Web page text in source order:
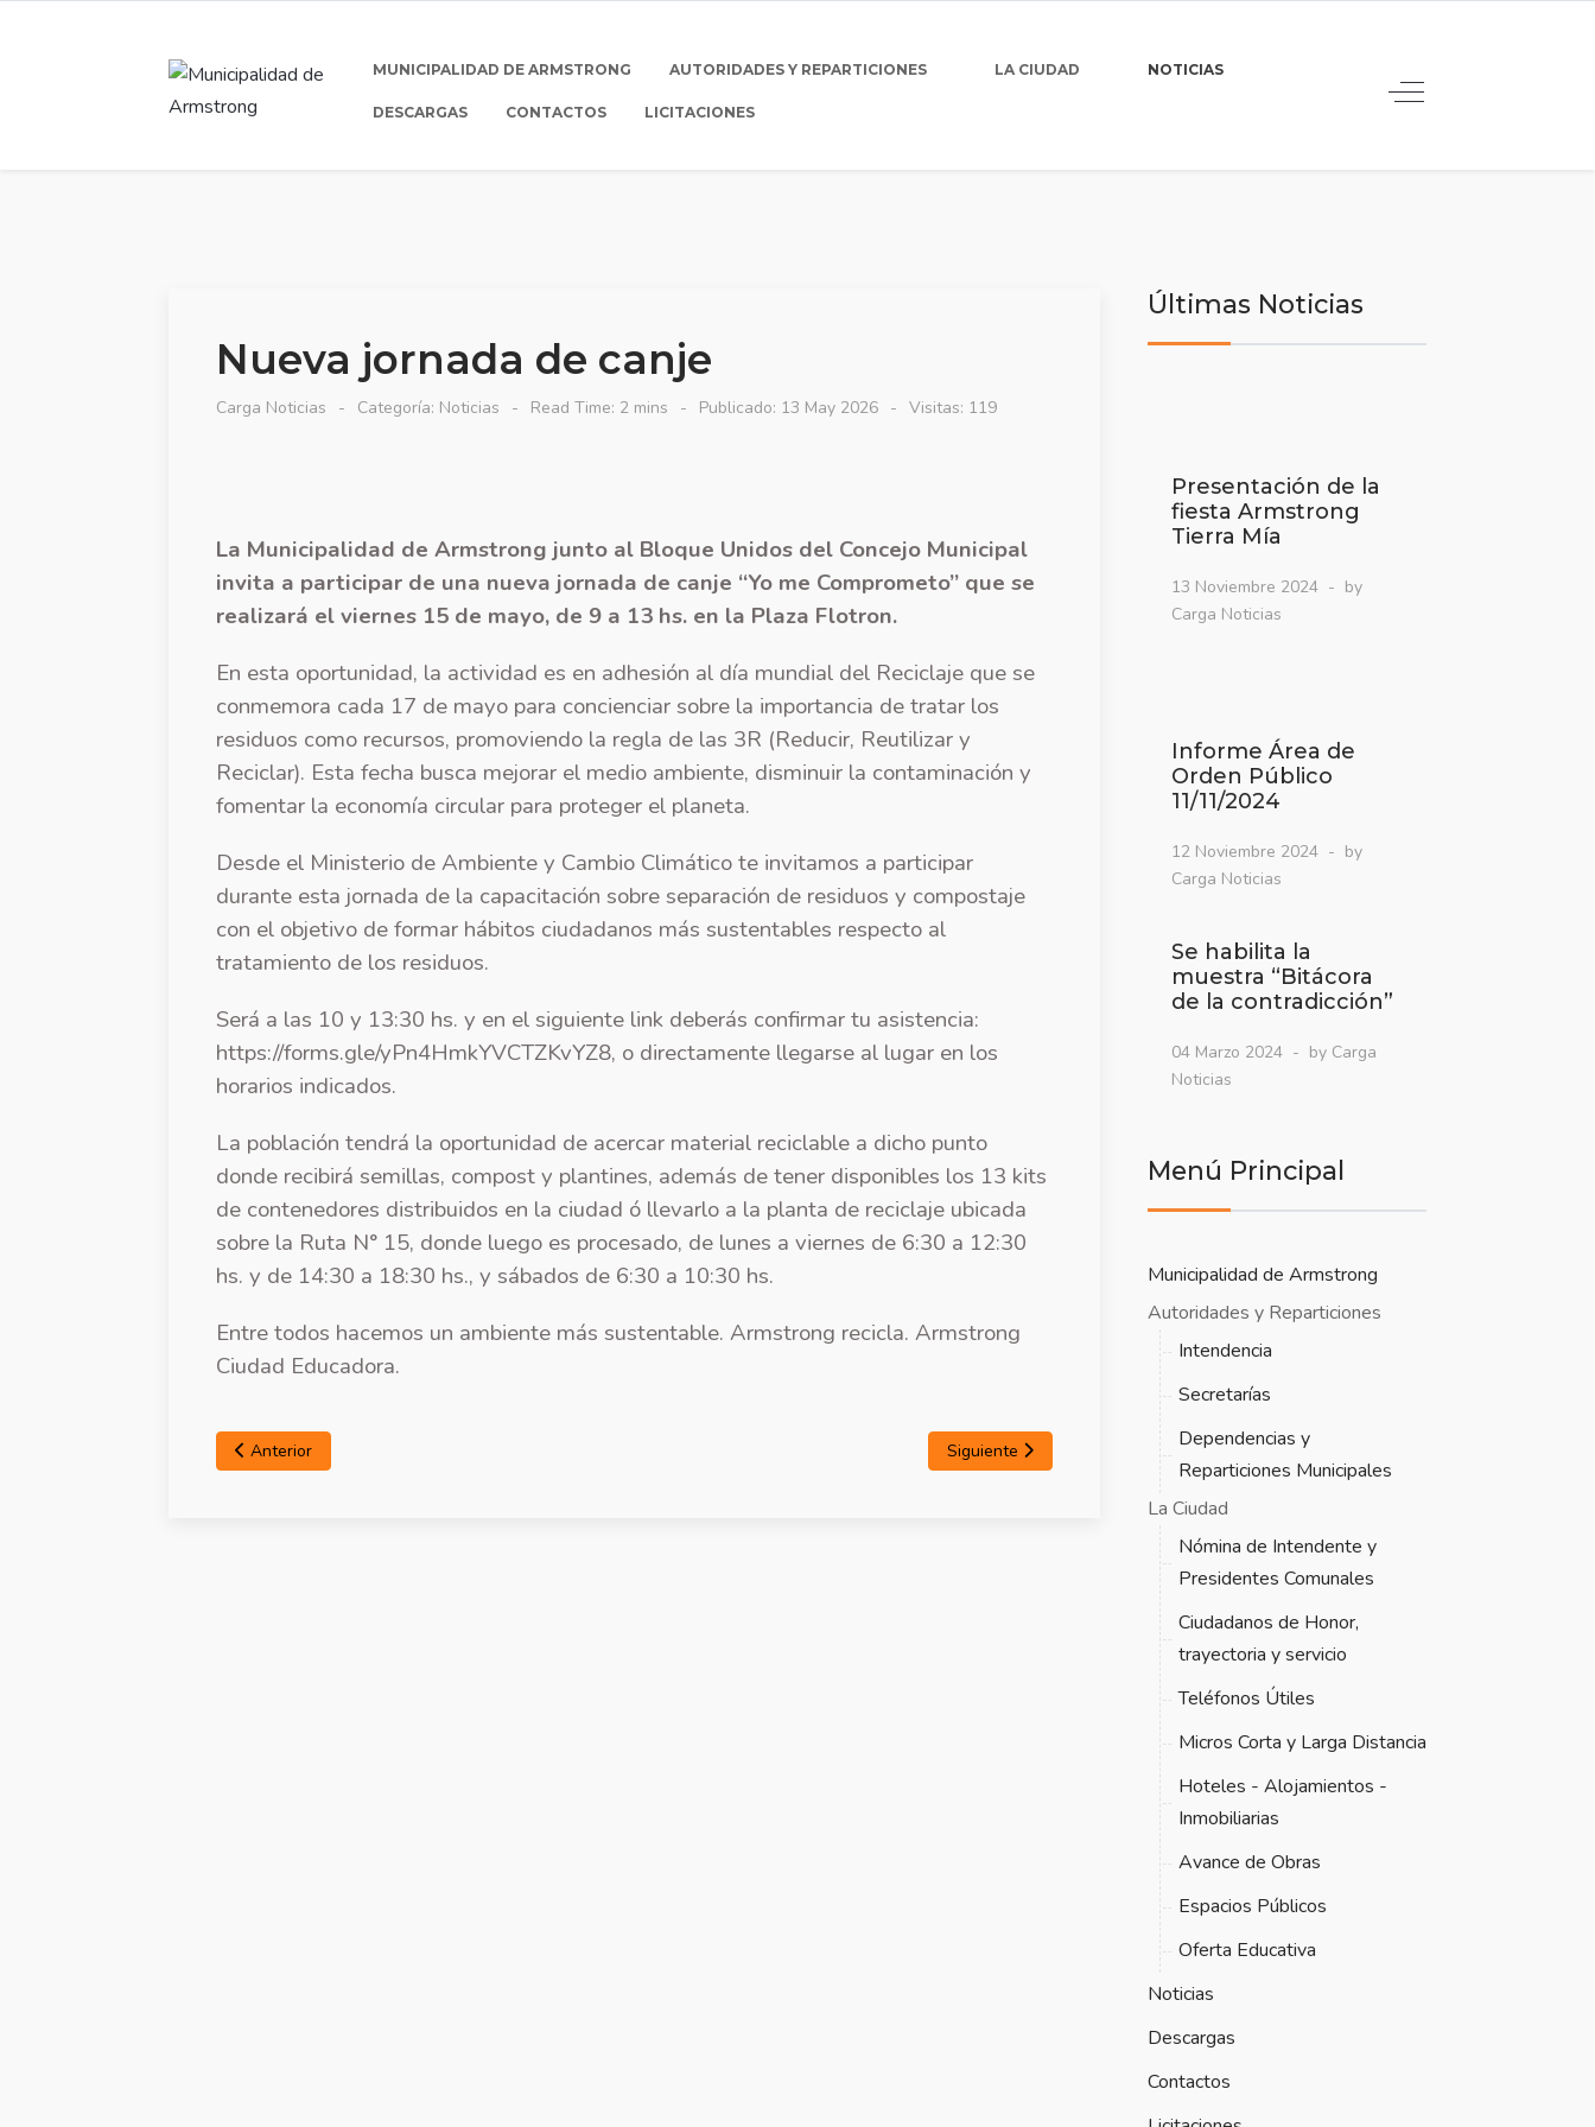
MUNICIPALIDAD DE ARMSTRONG AUTORIDADES Y REPARTICIONES LA CIUDAD NOTICIAS
DESCARGAS CONTACTOS LICITACIONES
Nueva jornada de canje
Carga Noticias Categoría: Noticias Read Time: 2 mins Publicado: 13 May 2026 Visitas: 119
La Municipalidad de Armstrong junto al Bloque Unidos del Concejo Municipal
invita a participar de una nueva jornada de canje “Yo me Comprometo” que se
realizará el viernes 15 de mayo, de 9 a 13 hs. en la Plaza Flotron.
En esta oportunidad, la actividad es en adhesión al día mundial del Reciclaje que se
conmemora cada 17 de mayo para concienciar sobre la importancia de tratar los
residuos como recursos, promoviendo la regla de las 3R (Reducir, Reutilizar y
Reciclar). Esta fecha busca mejorar el medio ambiente, disminuir la contaminación y
fomentar la economía circular para proteger el planeta.
Desde el Ministerio de Ambiente y Cambio Climático te invitamos a participar
durante esta jornada de la capacitación sobre separación de residuos y compostaje
con el objetivo de formar hábitos ciudadanos más sustentables respecto al
tratamiento de los residuos.
Será a las 10 y 13:30 hs. y en el siguiente link deberás confirmar tu asistencia:
https://forms.gle/yPn4HmkYVCTZKvYZ8, o directamente llegarse al lugar en los
horarios indicados.
La población tendrá la oportunidad de acercar material reciclable a dicho punto
donde recibirá semillas, compost y plantines, además de tener disponibles los 13 kits
de contenedores distribuidos en la ciudad ó llevarlo a la planta de reciclaje ubicada
sobre la Ruta N° 15, donde luego es procesado, de lunes a viernes de 6:30 a 12:30
hs. y de 14:30 a 18:30 hs., y sábados de 6:30 a 10:30 hs.
Entre todos hacemos un ambiente más sustentable. Armstrong recicla. Armstrong
Ciudad Educadora.
Anterior Siguiente
Últimas Noticias
Presentación de la
fiesta Armstrong
Tierra Mía
13 Noviembre 2024
by
Carga Noticias
Informe Área de
Orden Público
11/11/2024
12 Noviembre 2024
by
Carga Noticias
Se habilita la
muestra “Bitácora
de la contradicción”
04 Marzo 2024
by Carga
Noticias
Menú Principal
Municipalidad de Armstrong
Autoridades y Reparticiones
Intendencia
Secretarías
Dependencias y
Reparticiones Municipales
La Ciudad
Nómina de Intendente y
Presidentes Comunales
Ciudadanos de Honor,
trayectoria y servicio
Teléfonos Útiles
Micros Corta y Larga Distancia
Hoteles - Alojamientos -
Inmobiliarias
Avance de Obras
Espacios Públicos
Oferta Educativa
Noticias
Descargas
Contactos